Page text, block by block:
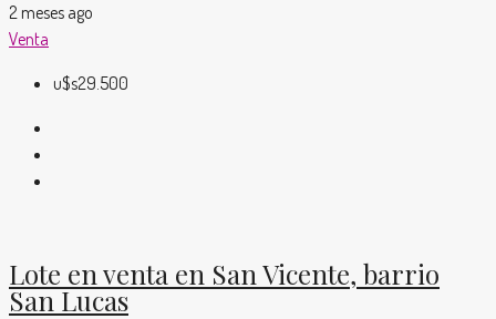
2 meses ago
Venta
u$s29.500
Lote en venta en San Vicente, barrio
San Lucas